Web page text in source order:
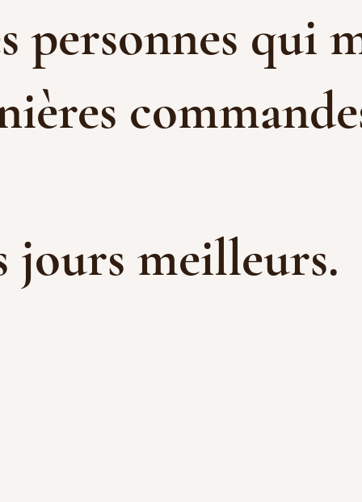
personnes qui
jours meilleurs.